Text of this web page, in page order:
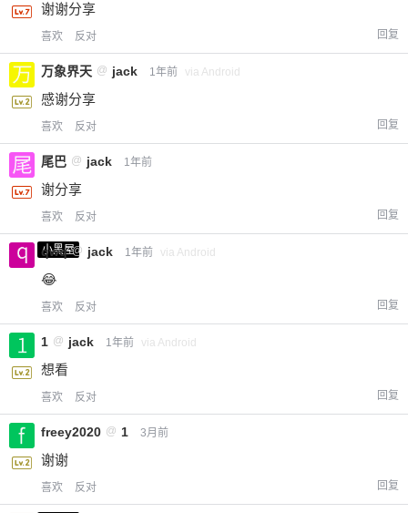
谢谢分享
喜欢 反对 回复
万象界天 @ jack 1年前 via Android
感谢分享
喜欢 反对 回复
尾巴 @ jack 1年前
谢分享
喜欢 反对 回复
小黑屋
qwq @ jack 1年前 via Android
😂
喜欢 反对 回复
1 @ jack 1年前 via Android
想看
喜欢 反对 回复
freey2020 @ 1 3月前
谢谢
喜欢 反对 回复